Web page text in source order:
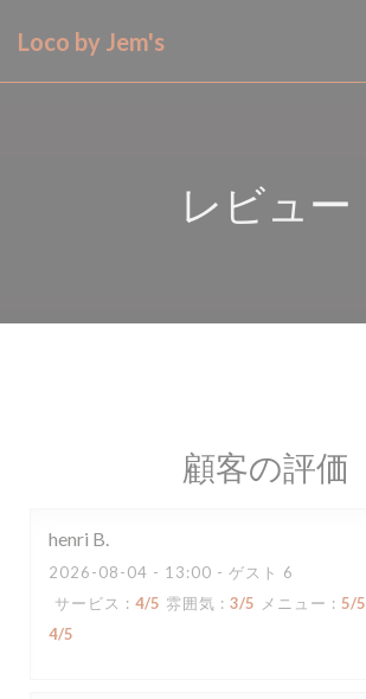
Loco by Jem's
レビュー
顧客の評価
henri B
2026-08-04 - 13:00 - ゲスト 6
サービス : 4/5 雰囲気 : 3/5 メニュー : 5/5
4/5